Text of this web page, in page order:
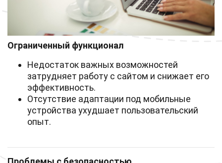
Ограниченный функционал
Недостаток важных возможностей
затрудняет работу с сайтом и снижает его
эффективность.
Отсутствие адаптации под мобильные
устройства ухудшает пользовательский
опыт.